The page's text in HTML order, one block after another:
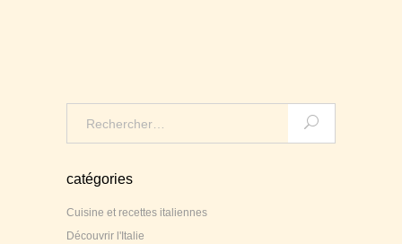
catégories
Cuisine et recettes italiennes
Découvrir l'Italie